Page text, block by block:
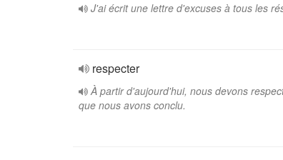
J'ai écrit une lettre d'excuses à tous les
respecter
À partir d'aujourd'hui, nous devons
que nous avons conclu.